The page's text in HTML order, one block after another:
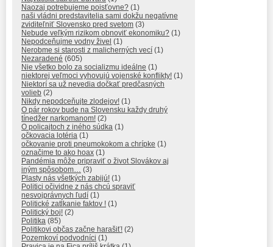
Naozaj potrebujeme poisťovne? (1)
naši vládni predstavitelia sami dokžu negatívne
zviditeľniť Slovensko pred svetom (3)
Nebude veľkým rizikom obnoviť ekonomiku? (1)
Nepodceňujme vodny živel (1)
Nerobme si starosti z malicherných vecí (1)
Nezaradené (605)
Nie všetko bolo za socializmu ideálne (1)
niektorej veľmoci vyhovujú vojenské konflikty! (1)
Niektorí sa už nevedia dočkať predčasných
volieb (2)
Nikdy nepodceňujte zlodejov! (1)
O pár rokov bude na Slovensku každy druhý
tínedžer narkomanom! (2)
O policajtoch z iného súdka (1)
očkovacia lotéria (1)
očkovanie proti pneumokokom a chrípke (1)
označime to ako hoax (1)
Pandémia môže pripraviť o život Slovákov aj
iným spôsobom… (3)
Plasty nás všetkých zabijú! (1)
Politici očividne z nás chcú spraviť
nesvojprávnych ľudí (1)
Politické zatĺkanie faktov ! (1)
Politický boj! (2)
Politika (85)
Politikovi občas začne harašiť! (2)
Pozemkoví podvodníci (1)